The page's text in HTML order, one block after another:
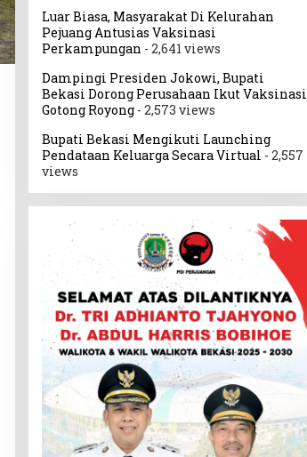
Luar Biasa, Masyarakat Di Kelurahan
Pejuang Antusias Vaksinasi
Perkampungan - 2,641 views
Dampingi Presiden Jokowi, Bupati
Bekasi Dorong Perusahaan Ikut Vaksinasi
Gotong Royong- 2,573 views
Bupati Bekasi Mengikuti Launching
Pendataan Keluarga Secara Virtual - 2,557
views